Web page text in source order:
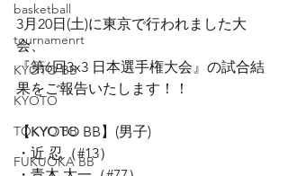
basketball
tournamenrt
KYOTO BB
KYOTO
TOKYO BB
FUKUOKA BB
3月20日(土)に東京で行われました大
会、
『第6回3x3 日本選手権大会』の試合結
果をご報告いたします！！
【KYOTO BB】(男子)
・近 忍（#13）